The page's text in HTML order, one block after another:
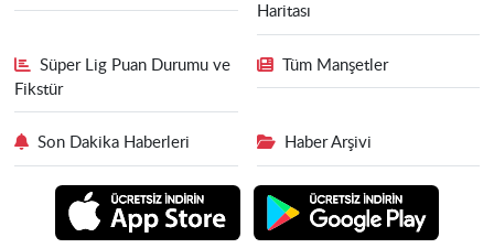
Haritası
Süper Lig Puan Durumu ve
Fikstür
Tüm Manşetler
Son Dakika Haberleri Haber Arşivi